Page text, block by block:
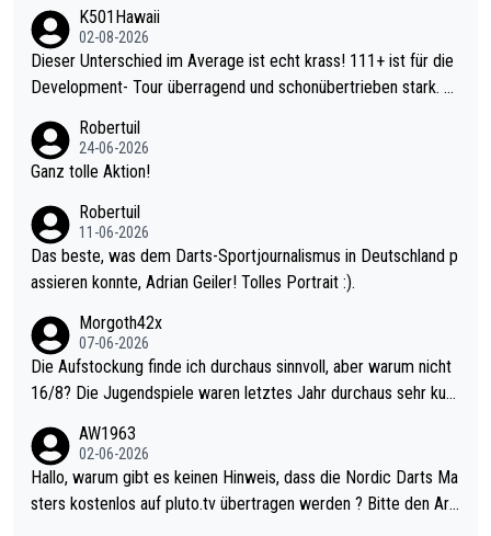
K501Hawaii
02-08-2026
Dieser Unterschied im Average ist echt krass! 111+ ist für die
Development- Tour überragend und schonübertrieben stark. U
mal 40+ erst recht. Da gewinnst keinen Blumentopf - ist ja noc
h krasser wie ein Pokalspiel eines Kreisligisten vs einem Bund
Robertuil
24-06-2026
Ganz tolle Aktion!
Robertuil
11-06-2026
Das beste, was dem Darts-Sportjournalismus in Deutschland p
assieren konnte, Adrian Geiler! Tolles Portrait :).
Morgoth42x
07-06-2026
Die Aufstockung finde ich durchaus sinnvoll, aber warum nicht
16/8? Die Jugendspiele waren letztes Jahr durchaus sehr kurz
Allerdings ist Mitchell Lawrie als Nummer 1 der Welt eh qualifi
ziert. Somit ändert die automatische Qualifikation des Weltmei
sters erstmal nichts. Ich denke sie wollen damit für nächstes J
AW1963
02-06-2026
Hallo, warum gibt es keinen Hinweis, dass die Nordic Darts Ma
sters kostenlos auf pluto.tv übertragen werden ? Bitte den Arti